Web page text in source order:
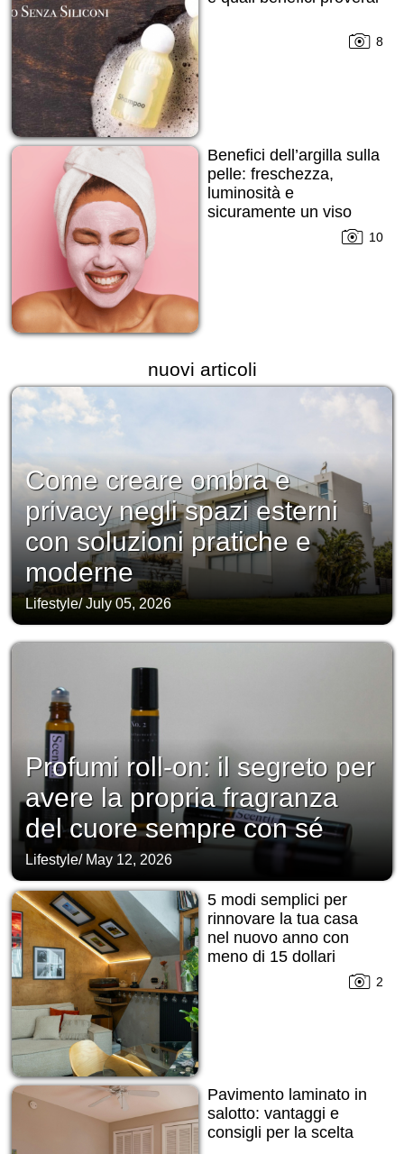
8
Benefici dell’argilla sulla
pelle: freschezza,
luminosità e
sicuramente un viso
10
nuovi articoli
Come creare ombra e
privacy negli spazi esterni
con soluzioni pratiche e
moderne
Lifestyle/July 05, 2026
Profumi roll-on: il segreto per
avere la propria fragranza
del cuore sempre con sé
Lifestyle/ May 12, 2026
5 modi semplici per
rinnovare la tua casa
nel nuovo anno con
meno di 15 dollari
2
Pavimento laminato in
salotto: vantaggi e
consigli per la scelta